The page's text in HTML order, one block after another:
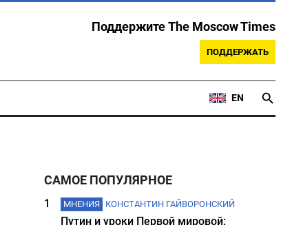
Поддержите The Moscow Times
ПОДДЕРЖАТЬ
EN
САМОЕ ПОПУЛЯРНОЕ
1 МНЕНИЯ КОНСТАНТИН ГАЙВОРОНСКИЙ
Путин и уроки Первой мировой: